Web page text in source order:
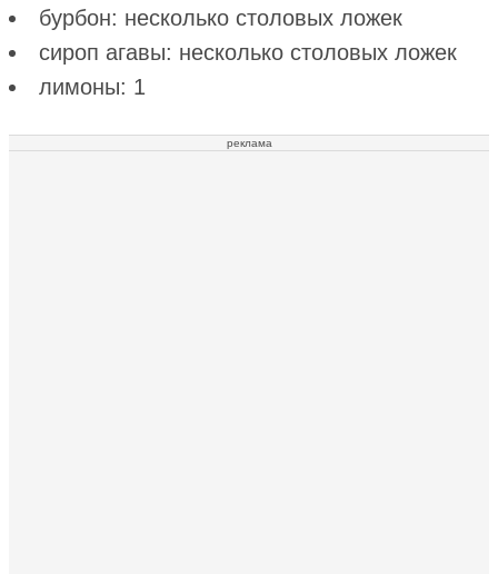
бурбон: несколько столовых ложек
сироп агавы: несколько столовых ложек
лимоны: 1
реклама